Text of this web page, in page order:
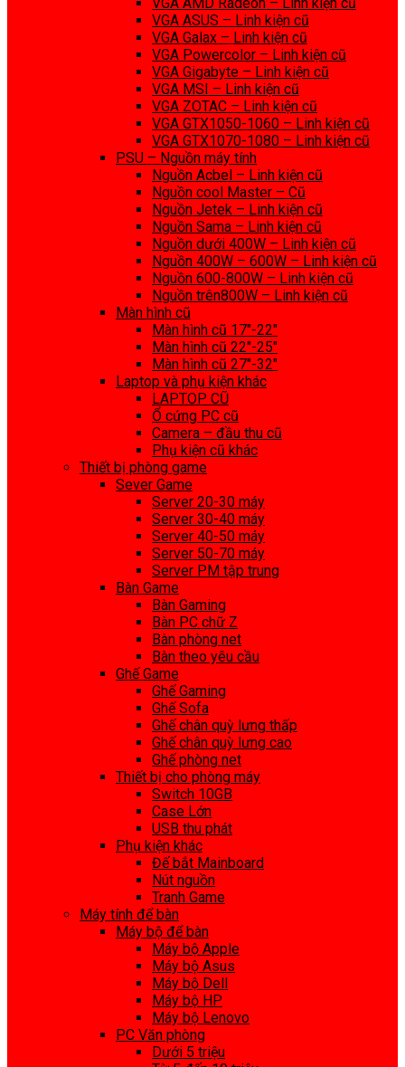
VGA ASUS – Linh kiện cũ
VGA Galax – Linh kiện cũ
VGA Powercolor – Linh kiện cũ
VGA Gigabyte – Linh kiện cũ
VGA MSI – Linh kiện cũ
VGA ZOTAC – Linh kiện cũ
VGA GTX1050-1060 – Linh kiện cũ
VGA GTX1070-1080 – Linh kiện cũ
PSU – Nguồn máy tính
Nguồn Acbel – Linh kiện cũ
Nguồn cool Master – Cũ
Nguồn Jetek – Linh kiện cũ
Nguồn Sama – Linh kiện cũ
Nguồn dưới 400W – Linh kiện cũ
Nguồn 400W – 600W – Linh kiện cũ
Nguồn 600-800W – Linh kiện cũ
Nguồn trên800W – Linh kiện cũ
Màn hình cũ
Màn hình cũ 17″-22″
Màn hình cũ 22″-25″
Màn hình cũ 27″-32″
Laptop và phụ kiện khác
LAPTOP CŨ
Ổ cứng PC cũ
Camera – đầu thu cũ
Phụ kiện cũ khác
Thiết bị phòng game
Sever Game
Server 20-30 máy
Server 30-40 máy
Server 40-50 máy
Server 50-70 máy
Server PM tập trung
Bàn Game
Bàn Gaming
Bàn PC chữ Z
Bàn phòng net
Bàn theo yêu cầu
Ghế Game
Ghế Gaming
Ghế Sofa
Ghế chân quỳ lưng thấp
Ghế chân quỳ lưng cao
Ghế phòng net
Thiết bị cho phòng máy
Switch 10GB
Case Lớn
USB thu phát
Phụ kiện khác
Đế bắt Mainboard
Nút nguồn
Tranh Game
Máy tính để bàn
Máy bộ để bàn
Máy bộ Apple
Máy bộ Asus
Máy bộ Dell
Máy bộ HP
Máy bộ Lenovo
PC Văn phòng
Dưới 5 triệu